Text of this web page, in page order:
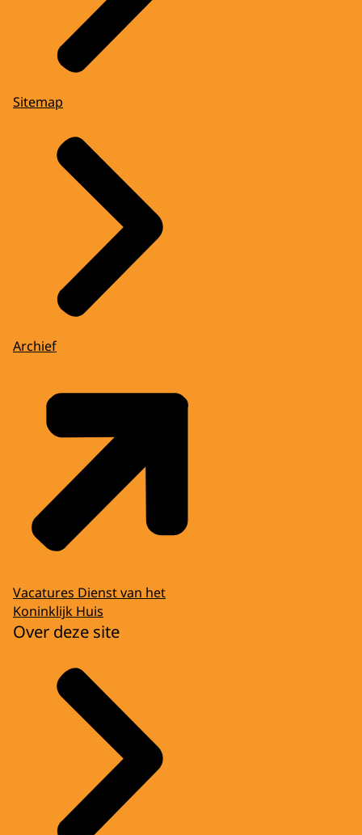
munten opnieuw.
KONING WILLEM-ALEXANDER
Dat valt wel mee denk ik. Een munt is
tijdloos. Die moet veel langer meegaan dan
een baard meegaat.
Want die baard gaat er nog een keer af of?
KONING WILLEM-ALEXANDER
Dat weet ik niet.
EDWIN EVERS
Wie gaat er over eigenlijk?
KONING WILLEM-ALEXANDER
Daar ga ik over natuurlijk.
Maar u heeft vier dames in huis, die vinden
KONING WILLEM-ALEXANDER
hand. Daar kunnen zij wat van vinden
maar…
EDWIN EVERS
Er zijn heel veel dingen zijn natuurlijk dan
de eerste keer. De eerste kersttoespraak,
Spelen als koning. Daar had u er al heel veel
van gedaan natuurlijk. Dus daar had u al de
nodig ervaring mee.
Helaas heb ik er weinig gedaan. Eigenlijk
nooit.
EDWIN EVERS
Had u dat wel gewild?
KONING WILLEM-ALEXANDER
Ik heb bezocht en georganiseerd. Maar
nooit gesport. Maar wel mee
Sitemap
Archief
Vacatures Dienst van het
Koninklijk Huis
Over deze site